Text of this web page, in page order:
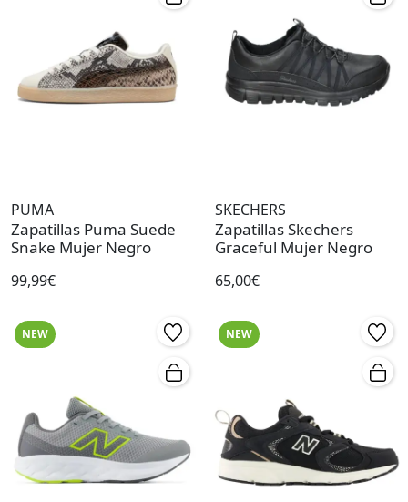
PUMA
Zapatillas Puma Suede
Snake Mujer Negro
99,99€
SKECHERS
Zapatillas Skechers
Graceful Mujer Negro
65,00€
NEW NEW